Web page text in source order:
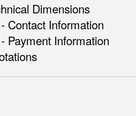
Dimensions
Contact Information
Payment Information